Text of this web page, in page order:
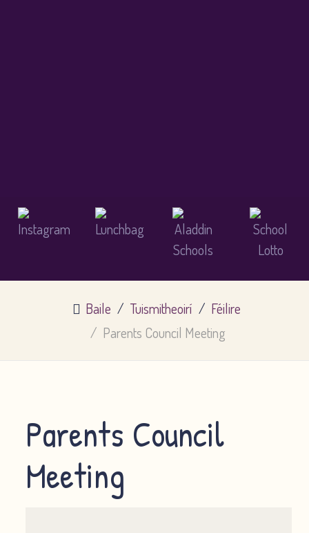
Baile Tuismitheoirí
Féilire
Parents Council Meeting
Parents Council
Meeting